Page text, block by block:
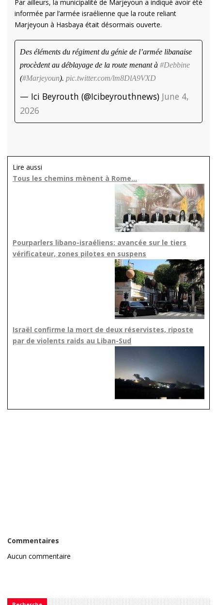
Par ailleurs, la municipalité de Marjeyoun a indiqué avoir été
informée par l’armée israélienne que la route reliant
Marjeyoun à Hasbaya était désormais ouverte.
Des éléments du régiment du génie de l’armée libanaise
procèdent au déblayage de la route menant à #Debbine
(#Marjeyoun). pic.twitter.com/lm8DlA9VXD
— Ici Beyrouth (@Icibeyrouthnews) June 4,
2026
Lire aussi
Tous les chemins mènent à Rome…
Pourparlers libano-israéliens: avancée sur le tiers
vérificateur, zones pilotes en suspens
Israël confirme la mort de deux réservistes, riposte
par de violents raids au Liban-Sud
Commentaires
Aucun commentaire